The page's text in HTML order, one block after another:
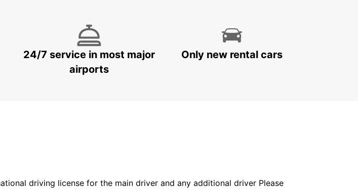
24/7 service in most major
airports
Only new rental cars
driving license for the main driver and any additional driver Please